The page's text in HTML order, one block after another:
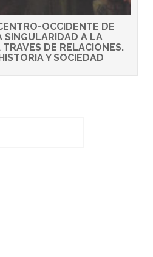
OCCIDENTE DE
SINGULARIDAD A LA
DE RELACIONES.
Y SOCIEDAD